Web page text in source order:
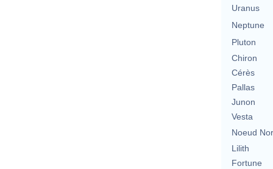
Uranus
Neptune
Pluton
Chiron
Cérès
Pallas
Junon
Vesta
Noeud
Lilith
Fortune